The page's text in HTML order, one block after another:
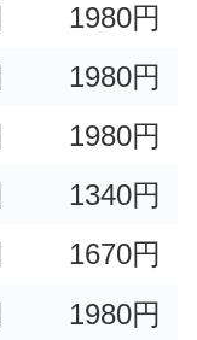
1980円
1980円
1980円
1340円
1670円
1980円